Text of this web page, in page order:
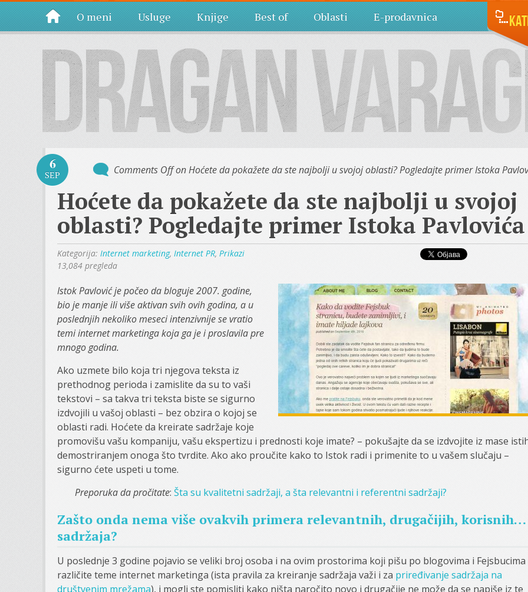
O meni Usluge Knjige Best of Oblasti E-prodavnica
6
SEP Comments Offon Hoćete da pokažete da ste najbolji u svojoj oblasti? Pogledajte primer Istoka
Hoćete da pokažete da ste najbolji u svojoj
oblasti? Pogledajte primer Istoka Pavlovića
Kategorija: Internet marketing, Internet PR, Prikazi
13,084 pregleda
Istok Pavlović je počeo da bloguje 2007. godine,
bio je manje ili više aktivan svih ovih godina, a u
poslednjih nekoliko meseci intenzivnije se vratio
temi internet marketinga koja ga je i proslavila pre
mnogo godina.
Ako uzmete bilo koja tri njegova teksta iz
prethodnog perioda i zamislite da su to vaši
tekstovi – sa takva tri teksta biste se sigurno
izdvojili u vašoj oblasti – bez obzira o kojoj se
oblasti radi. Hoćete da kreirate sadržaje koje
promovišu vašu kompaniju, vašu ekspertizu i prednosti koje imate? – pokušajte da se izdvojite iz mase
demostriranjem onoga što tvrdite. Ako ako proučite kako to Istok radi i primenite to u vašem slučaju –
sigurno ćete uspeti u tome.
Preporuka da pročitate: Šta su kvalitetni sadržaji, a šta relevantni i referentni sadržaji?
Zašto onda nema više ovakvih primera relevantnih, drugačijih, korisnih…
sadržaja?
U poslednje 3 godine pojavio se veliki broj osoba i na ovim prostorima koji pišu po blogovima i Fejsbucima
različite teme internet marketinga (ista pravila za kreiranje sadržaja važi i za priređivanje sadržaja na
društvenim mrežama), i mogli ste pomisliti kako ništa naročito novo i drugačije ne može da se napiše iz te